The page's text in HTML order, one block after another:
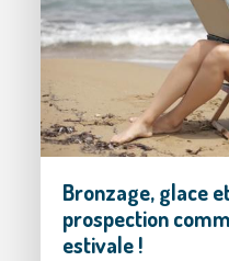
Bronzage, glace
prospection
estivale !